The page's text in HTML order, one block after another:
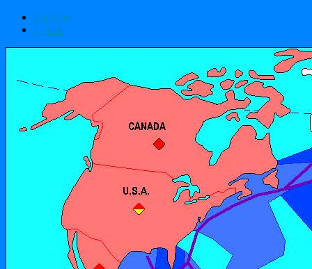
Imprimer
E-mail